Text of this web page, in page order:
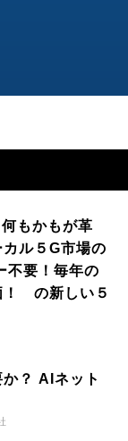
もかもが革
ル５G市場の
不要！毎年の
！ の新しい５
？ AIネット